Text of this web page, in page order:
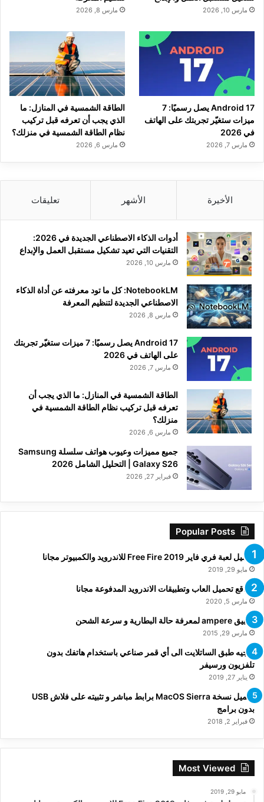
مارس 10, 2026 مارس 8, 2026
Android 17 يصل رسميًا: 7
ميزات ستغيّر تجربتك على الهاتف
في 2026
مارس 7, 2026
الطاقة الشمسية في المنازل: ما
الذي يجب أن تعرفه قبل تركيب
نظام الطاقة الشمسية في منزلك؟
مارس 6, 2026
الأخيرة الأشهر تعليقات
أدوات الذكاء الاصطناعي الجديدة في 2026:
التقنيات التي تعيد تشكيل مستقبل العمل والإبداع
مارس 10, 2026
NotebookLM: كل ما تود معرفته عن أداة الذكاء
الاصطناعي الجديدة لتنظيم المعرفة
مارس 8, 2026
Android 17 يصل رسميًا: 7 ميزات ستغيّر تجربتك
على الهاتف في 2026
مارس 7, 2026
الطاقة الشمسية في المنازل: ما الذي يجب أن
تعرفه قبل تركيب نظام الطاقة الشمسية في
منزلك؟
مارس 6, 2026
جميع مميزات وعيوب هواتف سلسلة Samsung
Galaxy S26 | التحليل الشامل 2026
فبراير 27, 2026
Popular Posts
تحميل لعبة فري فاير Free Fire 2019 للاندرويد والكمبيوتر مجانا
مايو 29, 2019
مواقع تحميل العاب وتطبيقات الاندرويد المدفوعة مجانا
مارس 5, 2020
تطبيق ampere لمعرفة حالة البطارية و سرعة الشحن
مارس 29, 2015
توجيه طبق الساتلايت الى أي قمر صناعي باستخدام هاتفك بدون
تلفزيون ورسيفر
يناير 27, 2019
تحميل نسخة MacOS Sierra برابط مباشر و تثبيته على فلاش USB
بدون برامج
فبراير 2, 2018
Most Viewed
مايو 29, 2019